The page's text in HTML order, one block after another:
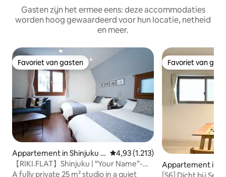
Gasten zijn het ermee eens: deze accommodaties
worden hoog gewaardeerd voor hun locatie, netheid
en meer.
Favoriet van gasten
Favoriet van gasten
Appartement in Shinjuku C
ity
Gemiddelde beoordeling van
4,93 (1.213)
【RIKI.FLAT】Shinjuku | “Your Name”-
trap in 20 ...
A fully private 25 m² studio in a quiet
Favoriet van
Favoriet van
Appartement in